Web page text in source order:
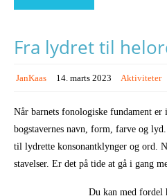
Fra lydret til
JanKaas 14. marts 2023 Aktiviteter
Når barnets fonologiske fundament
bogstavernes navn, form, farve og
til lydrette konsonantklynger og ord.
stavelser. Er det på tide at gå i gang
Du kan med fordel